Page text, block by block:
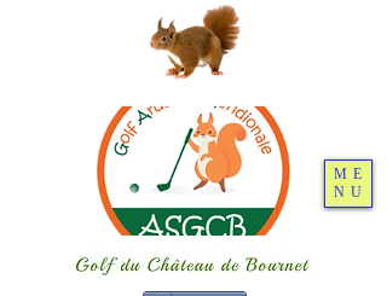
ME
NU